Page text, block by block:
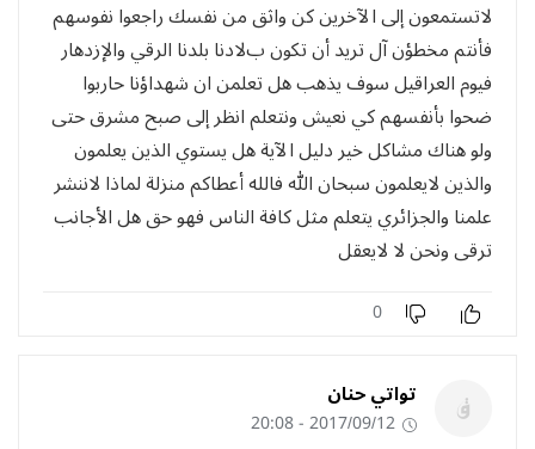
ﻻتستمعون إلى اﻵخرين كن واثق من نفسك راجعوا نفوسهم
فأنتم مخطؤن آل تريد أن تكون بﻻدنا بلدنا الرقي واﻹزدهار
فيوم العراقيل سوف يذهب هل تعلمن ان شهداؤنا حاربوا
ضحوا بأنفسهم كي نعيش ونتعلم انظر إلى صبح مشرق حتى
ولو هناك مشاكل خير دليل اﻵية هل يستوي الذين يعلمون
والذين ﻻيعلمون سبحان الله فالله أعطاكم منزلة لماذا ﻻننشر
علمنا والجزائري يتعلم مثل كافة الناس فهو حق هل اﻷجانب
ترقى ونحن ﻻ ﻻيعقل
0
تواتي حنان
2017/09/12 - 20:08